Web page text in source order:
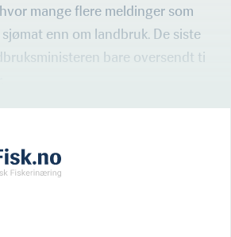
mange flere meldinger som
enn om landbruk. De siste
bare oversendt ti